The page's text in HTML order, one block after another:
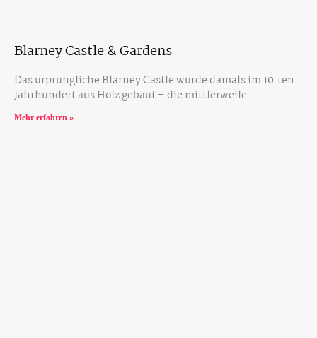
Blarney Castle & Gardens
Das urprüngliche Blarney Castle wurde damals im 10.ten
Jahrhundert aus Holz gebaut – die mittlerweile
Mehr erfahren »